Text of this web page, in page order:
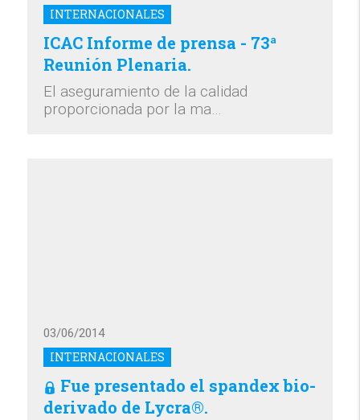
INTERNACIONALES
ICAC Informe de prensa - 73ª
Reunión Plenaria.
El aseguramiento de la calidad
proporcionada por la ma…
INTERNACIONALES
03/06/2014
Fue presentado el spandex bio-
derivado de Lycra®.